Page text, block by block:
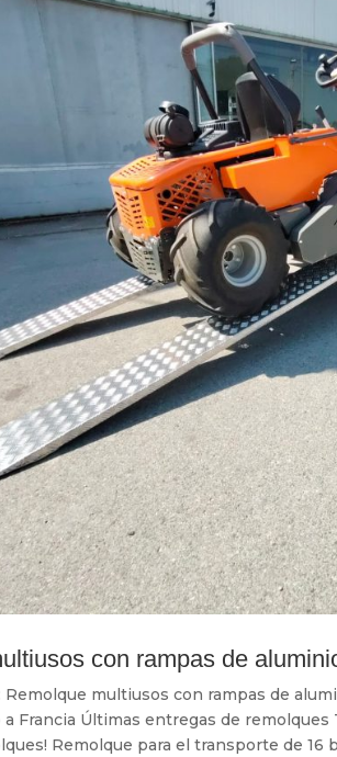
con rampas de
multiusos con rampas de
Francia Últimas entregas de
Remolque para el transporte de 16